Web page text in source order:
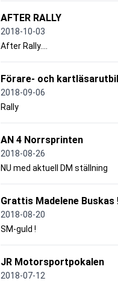
AFTER RALLY
2018-10-03
After Rally....
Förare- och
2018-09-06
Rally
AN 4 Norrsprinten
2018-08-26
NU med aktuell DM ställning
Grattis Madelene Buskas
2018-08-20
SM-guld !
JR Motorsportpokalen
2018-07-12